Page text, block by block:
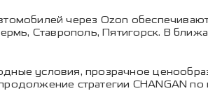
через Ozon
Ставрополь, Пятигорск. В
условия, прозрачное
стратегии CHANGAN